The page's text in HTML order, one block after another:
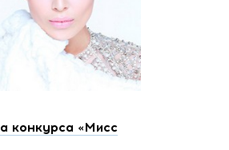
конкурса «Мисс